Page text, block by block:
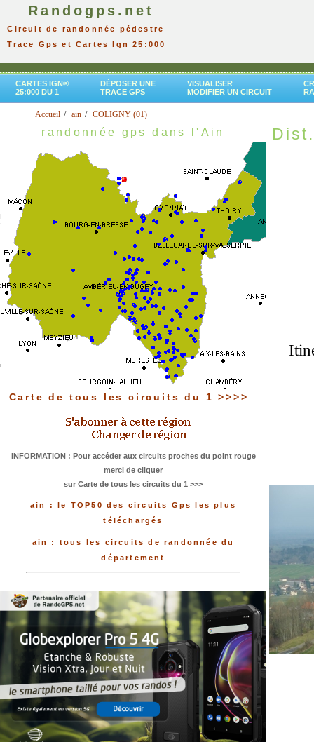
Randogps.net
Circuit de randonnée pédestre
Trace Gps et Cartes Ign 25:000
CARTES IGN®
25:000 DU 1
DÉPOSER UNE
TRACE GPS
VISUALISER
MODIFIER UN CIRCUIT
Accueil ain COLIGNY (01)
randonnée gps dans l'Ain
Carte de tous les circuits du 1 >>>>
INFORMATION : Pour accéder aux circuits proches du point rouge
merci de cliquer
sur Carte de tous les circuits du 1 >>>
ain : le TOP50 des circuits Gps les plus
téléchargés
ain : tous les circuits de randonnée du
département